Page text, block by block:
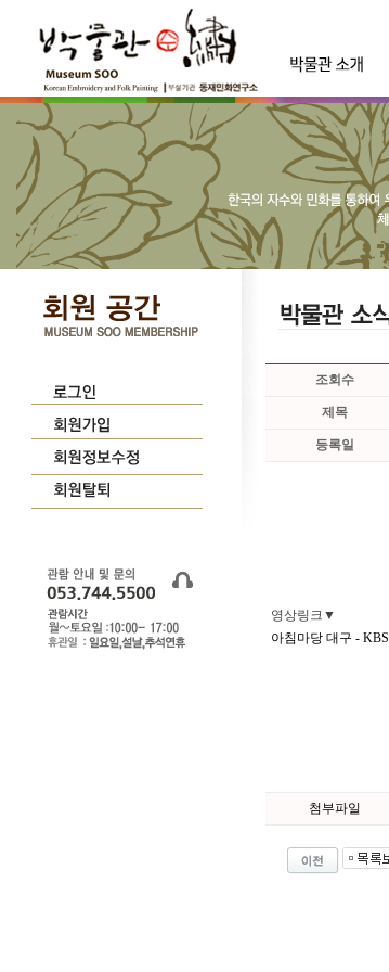
조회수
제목
등록일
영상링크▼
아침마당 대구 - KBS
첨부파일